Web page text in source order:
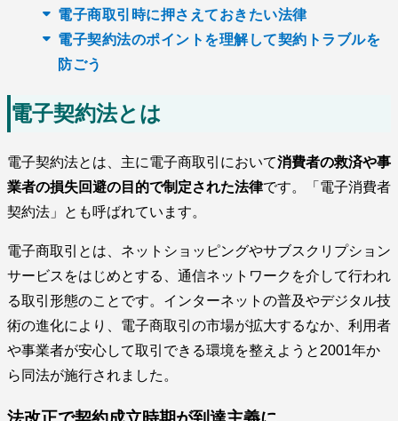
電子商取引時に押さえておきたい法律
電子契約法のポイントを理解して契約トラブルを
防ごう
電子契約法とは
電子契約法とは、主に電子商取引において消費者の救済や事
業者の損失回避の目的で制定された法律です。「電子消費者
契約法」とも呼ばれています。
電子商取引とは、ネットショッピングやサブスクリプション
サービスをはじめとする、通信ネットワークを介して行われ
る取引形態のことです。インターネットの普及やデジタル技
術の進化により、電子商取引の市場が拡大するなか、利用者
や事業者が安心して取引できる環境を整えようと2001年か
ら同法が施行されました。